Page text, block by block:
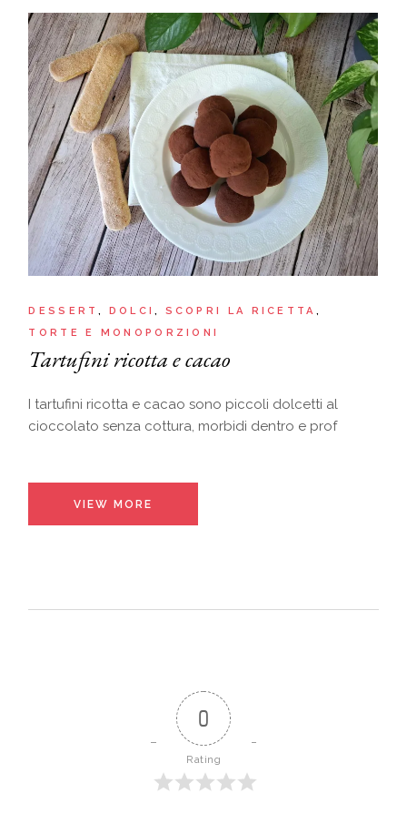
DESSERT DOLCI
SCOPRI LA RICETTA
TORTE E MONOPORZIONI
Tartufini ricotta e cacao
I tartufini ricotta e cacao sono piccoli dolcetti al
cioccolato senza cottura, morbidi dentro e prof
VIEW MORE
0
Rating